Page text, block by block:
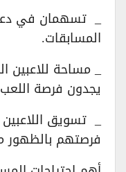
_ تسهمان في دعم
المسابقات.
_ مساحة للاعبين
يجدون فرصة اللعب.
_ تسويق اللاعبين
فرصتهم بالظهور